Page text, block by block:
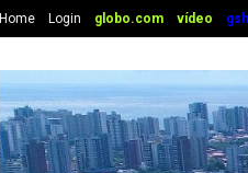
Home Login globo.com vídeo